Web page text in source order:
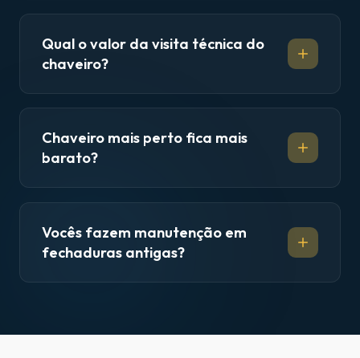
Qual o valor da visita técnica do
chaveiro?
Chaveiro mais perto fica mais
barato?
Vocês fazem manutenção em
fechaduras antigas?